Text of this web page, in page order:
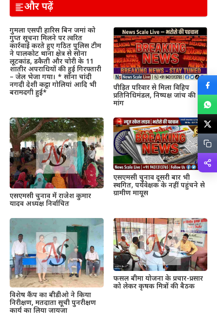
और पढ़ें
गुमला एसपी हारिस बिन जमां को
गुप्त सूचना मिलने पर त्वरित
कार्रवाई करते हुए गठित पुलिस टीम
ने पालकोट थाना क्षेत्र से सोना
लूटकांड, डकैती और चोरी के 11
शातीर अपराधियों की हुई गिरफ्तारी
– जेल भेजा गया। * सोना चांदी
नगदी देशी कट्टा गोलियां आदि भी
बरामदगी हुई*
पीड़ित परिवार से मिला विहिप
प्रतिनिधिमंडल, निष्पक्ष जांच की
मांग
एसएमसी चुनाव में राजेश कुमार
यादव अध्यक्ष निर्वाचित
एसएमसी चुनाव दूसरी बार भी
स्थगित, पर्यवेक्षक के नहीं पहुंचने से
ग्रामीण मायूस
विशेष कैंप का बीडीओ ने किया
निरीक्षण, मतदाता सूची पुनरीक्षण
कार्य का लिया जायजा
फसल बीमा योजना के प्रचार-प्रसार
को लेकर कृषक मित्रों की बैठक